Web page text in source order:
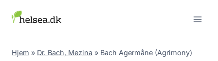
Hjem » Dr. Bach, Mezina » Bach Agermåne (Agrimony)